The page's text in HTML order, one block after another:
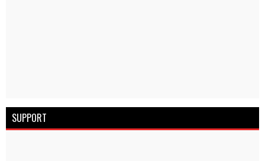
SUPPORT